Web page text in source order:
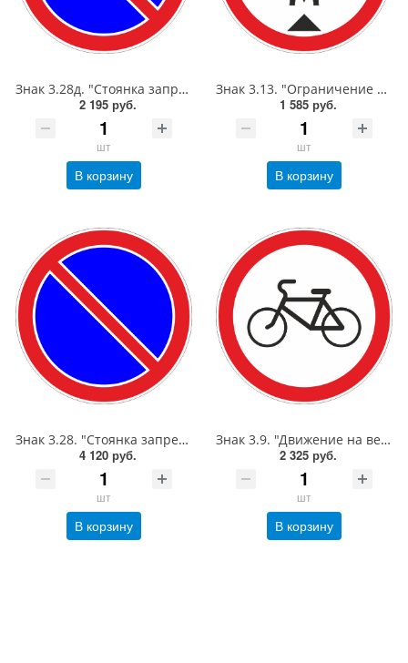
Знак 3.28д. "Стоянка запрещена",D=700, Тип А (la) Инженерная (5 лет)металл 0.8 мм
2 195 руб.
шт
В корзину
Знак 3.13. "Ограничение высоты",D=600, Тип А Коммерческая (3 года),металл 0.8 мм
1 585 руб.
шт
В корзину
Знак 3.28. "Стоянка запрещена",D=900, Тип А (1б) Микропризм. (7-9 лет)металл 0.8 мм
4 120 руб.
шт
В корзину
Знак 3.9. "Движение на велосипедах запрещено",D=700, Тип А (1б) Микропризм. (7-9 лет)металл 0.8 мм
2 325 руб.
шт
В корзину